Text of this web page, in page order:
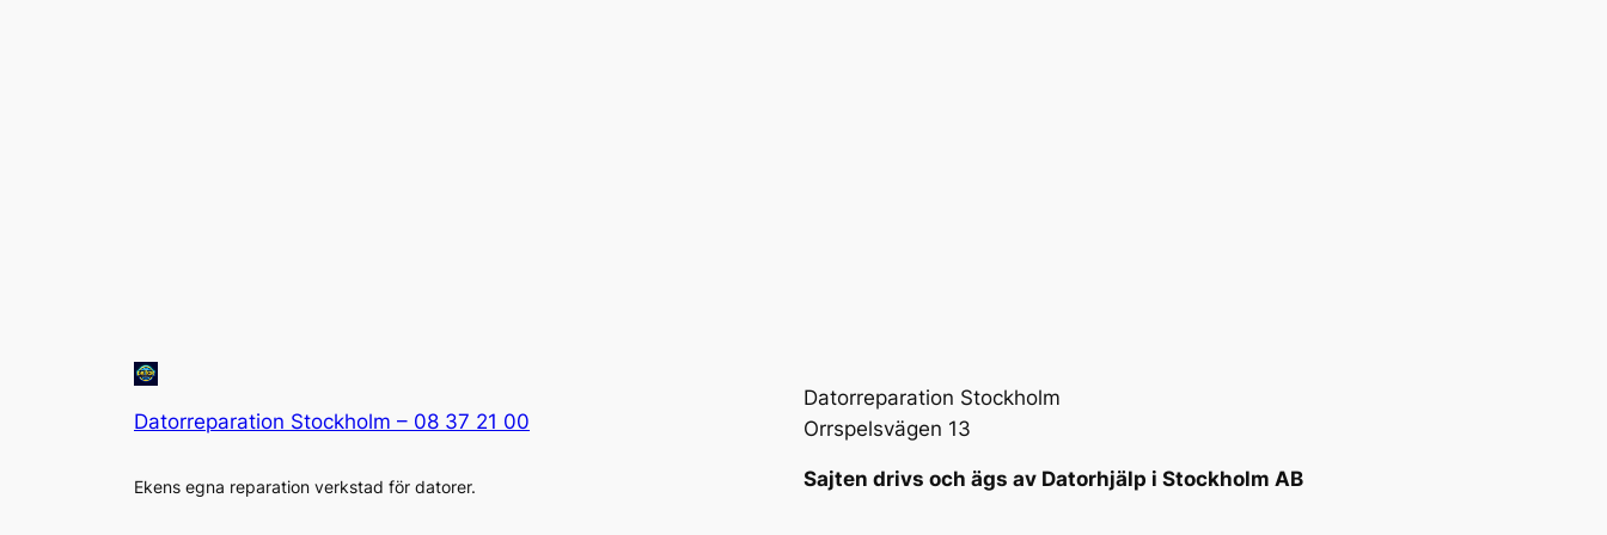
Datorreparation Stockholm – 08 37 21 00
Ekens egna reparation verkstad för datorer.
Datorreparation Stockholm
Orrspelsvägen 13
Sajten drivs och ägs av Datorhjälp i Stockholm AB